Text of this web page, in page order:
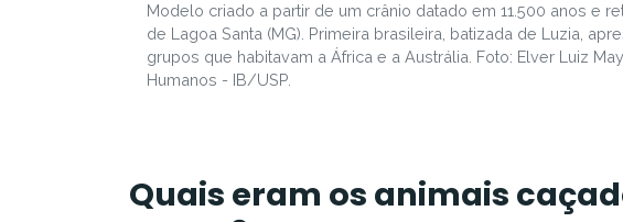
Modelo criado a partir de um crânio datado em 11.500 anos e
de Lagoa Santa (MG). Primeira brasileira, batizada de Luzia,
grupos que habitavam a África e a Austrália. Foto: Elver Luiz
Humanos - IB/USP.
Quais eram os animais